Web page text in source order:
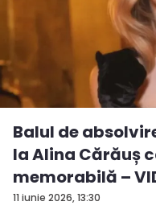
11 iunie 2026, 13:30
Balul de
la Alina Cărăuș
memorabilă –